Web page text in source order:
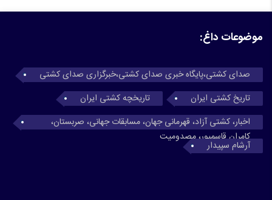
موضوعات داغ:
صدای کشتی،پایگاه خبری صدای کشتی،خبرگزاری صدای کشتی
تاریخ کشتی ایران
تاریخچه کشتی ایران
اخبار، کشتی آزاد، قهرمانی جهان، مسابقات جهانی، صربستان،
کامران قاسمپور، مصدومیت
آرشام سپیدار